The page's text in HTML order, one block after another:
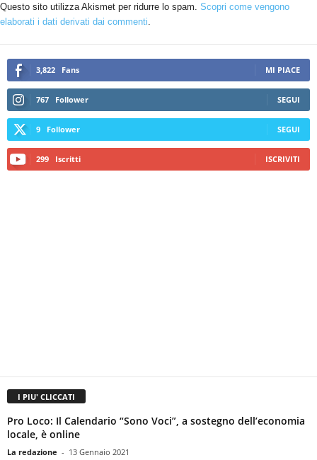
Questo sito utilizza Akismet per ridurre lo spam. Scopri come vengono
elaborati i dati derivati dai commenti.
3,822 Fans MI PIACE
767 Follower SEGUI
9 Follower SEGUI
299 Iscritti ISCRIVITI
I PIU' CLICCATI
Pro Loco: Il Calendario “Sono Voci”, a sostegno dell’economia
locale, è online
La redazione - 13 Gennaio 2021